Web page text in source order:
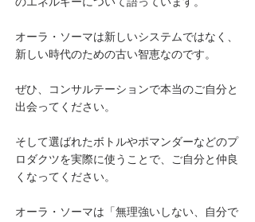
オーラ・ソーマは新しいシステムではなく、
新しい時代のための古い智恵なのです。
ぜひ、コンサルテーションで本当のご自分と
出会ってください。
そして選ばれたボトルやポマンダーなどのプ
ロダクツを実際に使うことで、ご自分と仲良
くなってください。
オーラ・ソーマは「無理強いしない、自分で